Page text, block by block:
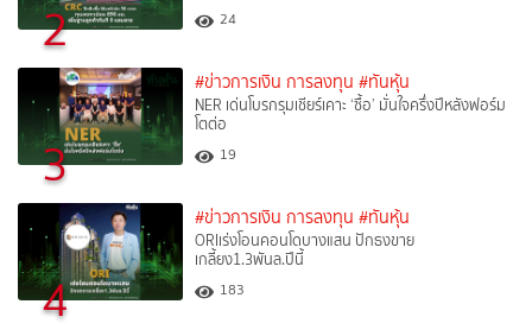
2 24
3
#ข่าวการเงิน การลงทุน #ทันหุ้น
NER เด่นโบรกรุมเชียร์เคาะ ‘ซื้อ’ มั่นใจครึ่งปีหลังฟอร์ม
โตต่อ
19
4
#ข่าวการเงิน การลงทุน #ทันหุ้น
ORIเร่งโอนคอนโดบางแสน ปักธงขาย
เกลี้ยง1.3พันล.ปีนี้
183